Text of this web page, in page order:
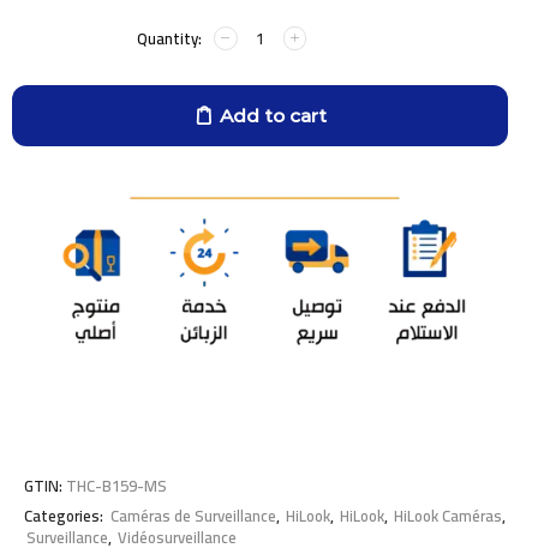
Add to cart
GTIN: THC-B159-MS
Categories: Caméras de Surveillance, HiLook, HiLook, HiLook Caméras,
Surveillance, Vidéosurveillance